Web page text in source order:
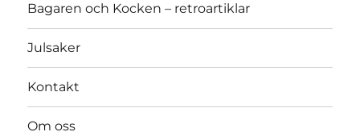
Bagaren och Kocken – retroartiklar
Julsaker
Kontakt
Om oss